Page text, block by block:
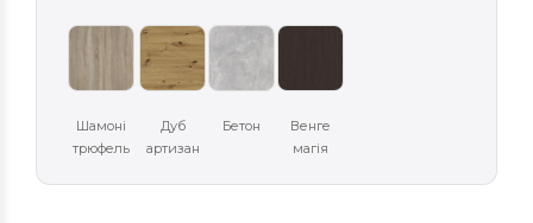
Шамоні
трюфель
Дуб
артизан
Бетон
Венге
магія